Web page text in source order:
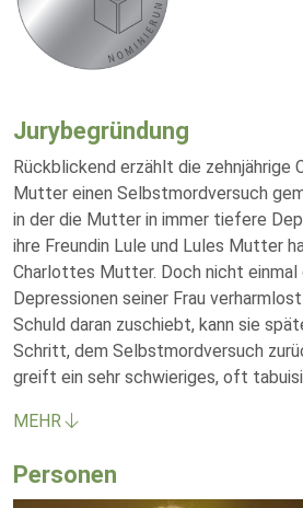
Jurybegründung
Rückblickend erzählt die zehnjährige
Mutter einen Selbstmordversuch
in der die Mutter in immer tiefere
ihre Freundin Lule und Lules Mutter
Charlottes Mutter. Doch nicht einmal
Depressionen seiner Frau
Schuld daran zuschiebt, kann sie
Schritt, dem Selbstmordversuch
greift ein sehr schwieriges, oft
MEHR
Personen